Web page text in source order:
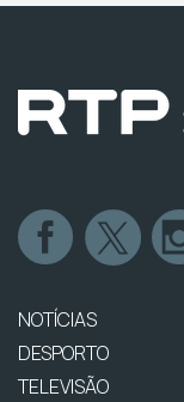
NOTÍCIAS
DESPORTO
TELEVISÃO